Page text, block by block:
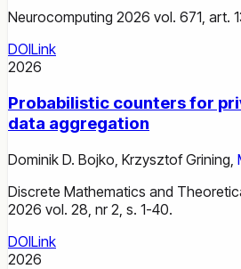
Neurocomputing 2026 vol. 671, art.
DOILink
2026
Probabilistic counters for
data aggregation
Dominik D. Bojko Krzysztof Grining
Discrete Mathematics and
2026 vol. 28, nr 2, s. 1-40.
DOILink
2026